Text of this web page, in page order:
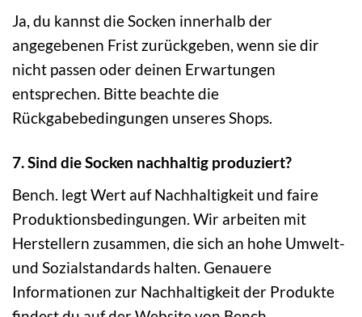
Ja, du kannst die Socken innerhalb der
angegebenen Frist zurückgeben, wenn sie dir
nicht passen oder deinen Erwartungen
entsprechen. Bitte beachte die
Rückgabebedingungen unseres Shops.
7. Sind die Socken nachhaltig produziert?
Bench. legt Wert auf Nachhaltigkeit und faire
Produktionsbedingungen. Wir arbeiten mit
Herstellern zusammen, die sich an hohe Umwelt-
und Sozialstandards halten. Genauere
Informationen zur Nachhaltigkeit der Produkte